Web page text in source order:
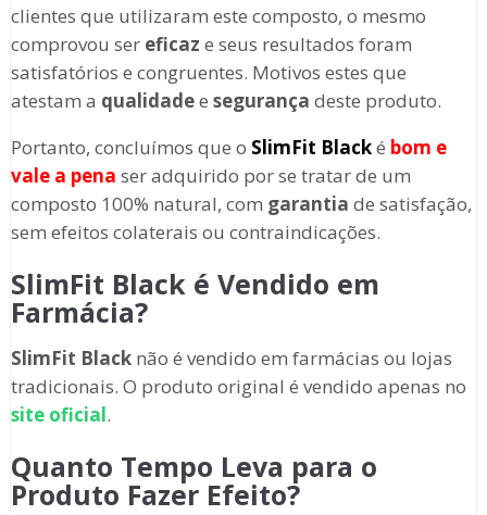
clientes que utilizaram este composto, o mesmo
comprovou ser eficaz e seus resultados foram
satisfatórios e congruentes. Motivos estes que
atestam a qualidadee segurança deste produto.
Portanto, concluímos que o SlimFit Blacké bom e
vale a pena ser adquirido por se tratar de um
composto 100% natural, com garantia de satisfação,
sem efeitos colaterais ou contraindicações.
SlimFit Black é Vendido em
Farmácia?
SlimFit Blacknão é vendido em farmácias ou lojas
tradicionais. O produto original é vendido apenas no
site oficial.
Quanto Tempo Leva para o
Produto Fazer Efeito?